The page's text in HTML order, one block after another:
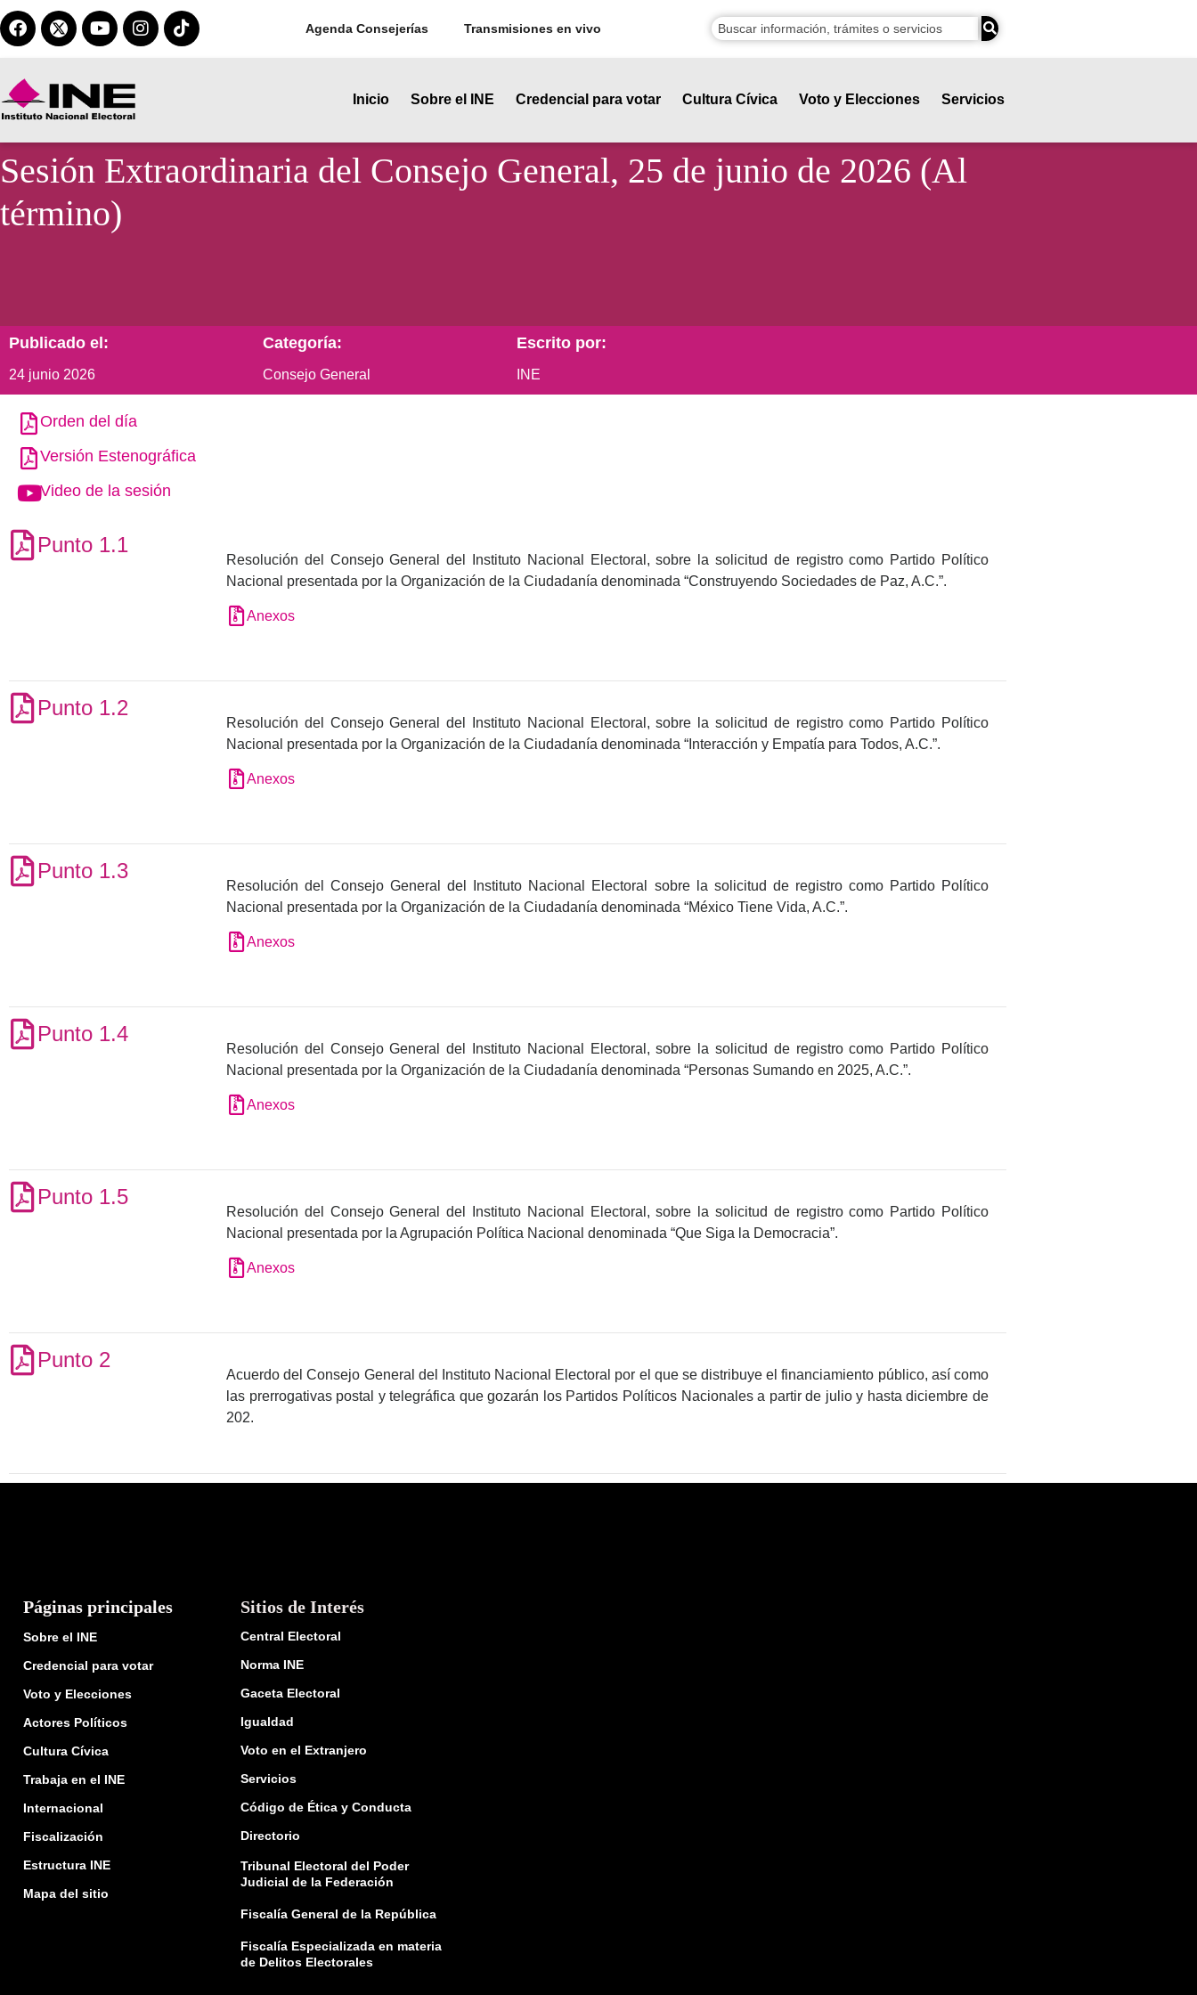
Agenda Consejerías Transmisiones en vivo
Inicio Sobre el INE Credencial para votar Cultura Cívica Voto y Elecciones Servicios
Sesión Extraordinaria del Consejo General, 25 de junio de 2026 (Al
término)
Publicado el:
24 junio 2026
Categoría:
Consejo General
Escrito por:
INE
Orden del día
Versión Estenográfica
Video de la sesión
Punto 1.1
Resolución del Consejo General del Instituto Nacional Electoral, sobre la solicitud de registro como Partido Político
Nacional presentada por la Organización de la Ciudadanía denominada “Construyendo Sociedades de Paz, A.C.”.
Anexos
Punto 1.2
Resolución del Consejo General del Instituto Nacional Electoral, sobre la solicitud de registro como Partido Político
Nacional presentada por la Organización de la Ciudadanía denominada “Interacción y Empatía para Todos, A.C.”.
Anexos
Punto 1.3
Resolución del Consejo General del Instituto Nacional Electoral sobre la solicitud de registro como Partido Político
Nacional presentada por la Organización de la Ciudadanía denominada “México Tiene Vida, A.C.”.
Anexos
Punto 1.4
Resolución del Consejo General del Instituto Nacional Electoral, sobre la solicitud de registro como Partido Político
Nacional presentada por la Organización de la Ciudadanía denominada “Personas Sumando en 2025, A.C.”.
Anexos
Punto 1.5
Resolución del Consejo General del Instituto Nacional Electoral, sobre la solicitud de registro como Partido Político
Nacional presentada por la Agrupación Política Nacional denominada “Que Siga la Democracia”.
Anexos
Punto 2
Acuerdo del Consejo General del Instituto Nacional Electoral por el que se distribuye el financiamiento público, así como
las prerrogativas postal y telegráfica que gozarán los Partidos Políticos Nacionales a partir de julio y hasta diciembre de
202.
Páginas principales
Sobre el INE
Credencial para votar
Voto y Elecciones
Actores Políticos
Cultura Cívica
Trabaja en el INE
Internacional
Fiscalización
Estructura INE
Mapa del sitio
Sitios de Interés
Central Electoral
Norma INE
Gaceta Electoral
Igualdad
Voto en el Extranjero
Servicios
Código de Ética y Conducta
Directorio
Tribunal Electoral del Poder
Judicial de la Federación
Fiscalía General de la República
Fiscalía Especializada en materia
de Delitos Electorales